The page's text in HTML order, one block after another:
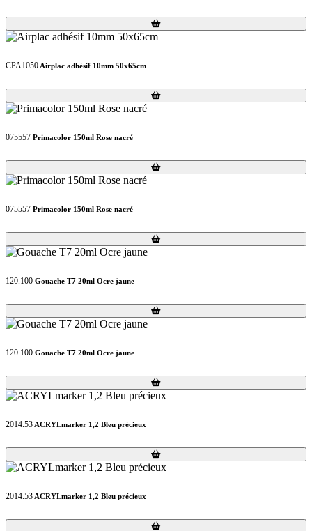
Loading...
Loading...
CPA1050Airplac adhésif 10mm 50x65cm
Loading...
Loading...
075557 Primacolor 150ml Rose nacré
Loading...
Loading...
075557 Primacolor 150ml Rose nacré
Loading...
Loading...
120.100 Gouache T7 20ml Ocre jaune
Loading...
Loading...
120.100 Gouache T7 20ml Ocre jaune
Loading...
Loading...
2014.53 ACRYLmarker 1,2 Bleu précieux
Loading...
Loading...
2014.53 ACRYLmarker 1,2 Bleu précieux
Loading...
Loading...